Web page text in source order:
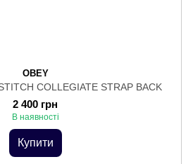
OBEY
COLLEGIATE STRAP BACK
2 400 грн
В наявності
Купити